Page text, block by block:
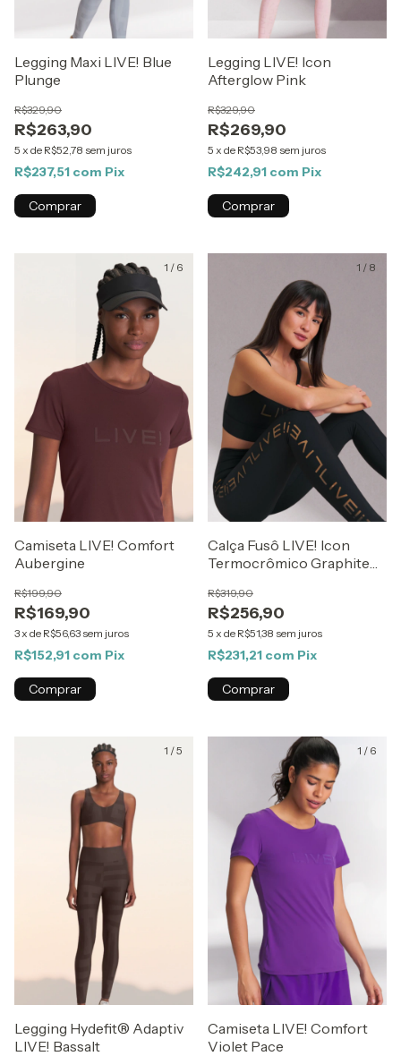
Legging Maxi LIVE! Blue
Plunge
R$263,90
R$329,90
5 x de R$52,78 sem juros
R$237,51 com Pix
Comprar
Legging LIVE! Icon
Afterglow Pink
R$269,90
R$329,90
5 x de R$53,98 sem juros
R$242,91 com Pix
Comprar
1 / 6
Camiseta LIVE! Comfort
Aubergine
R$169,90
R$199,90
3x de R$56,63 sem juros
R$152,91 com Pix
Comprar
1 / 8
Calça Fusô LIVE! Icon
Termocrômico Graphite
R$256,90
R$319,90
5 x de R$51,38 sem juros
R$231,21 com Pix
Comprar
1 /5
Legging Hydefit® Adaptiv
LIVE! Bassalt
1 / 6
Camiseta LIVE! Comfort
Violet Pace